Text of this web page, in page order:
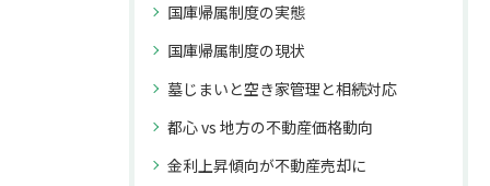
国庫帰属制度の実態
国庫帰属制度の現状
墓じまいと空き家管理と相続対応
都心 vs 地方の不動産価格動向
金利上昇傾向が不動産売却に